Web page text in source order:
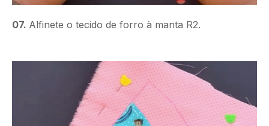
07. Alfinete o tecido de forro à manta R2.